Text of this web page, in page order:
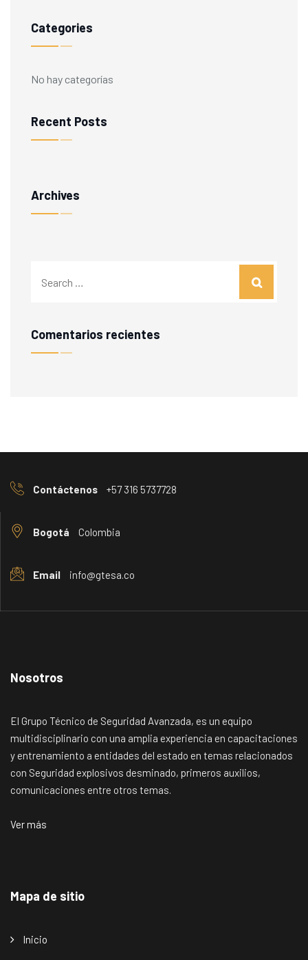
Categories
No hay categorías
Recent Posts
Archives
Comentarios recientes
Contáctenos +57 316 5737728
Bogotá Colombia
Email info@gtesa.co
Nosotros
El Grupo Técnico de Seguridad Avanzada, es un equipo
multidisciplinario con una amplia experiencia en capacitaciones
y entrenamiento a entidades del estado en temas relacionados
con Seguridad explosivos desminado, primeros auxilios,
comunicaciones entre otros temas.
Ver más
Mapa de sitio
Inicio